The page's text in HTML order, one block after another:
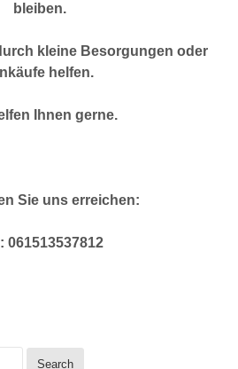
bleiben.
kleine Besorgungen oder
helfen.
Ihnen gerne.
Sie uns erreichen:
061513537812